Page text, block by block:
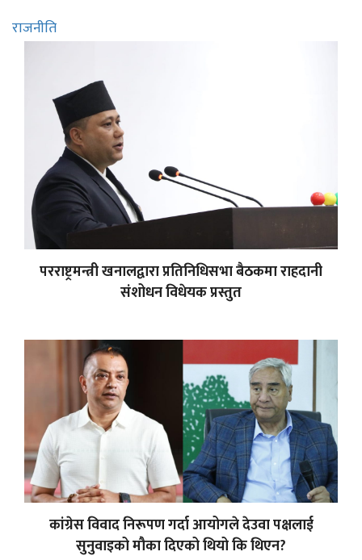
राजनीति
परराष्ट्रमन्त्री खनालद्वारा प्रतिनिधिसभा बैठकमा राहदानी
संशोधन विधेयक प्रस्तुत
कांग्रेस विवाद निरूपण गर्दा आयोगले देउवा पक्षलाई
सुनुवाइको मौका दिएको थियो कि थिएन?